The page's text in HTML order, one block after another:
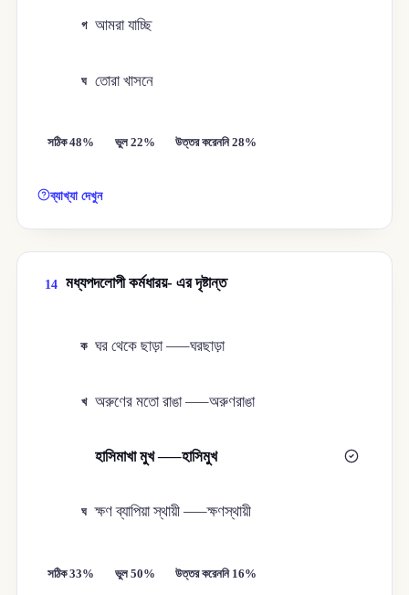
গ আমরা যাচ্ছি
ঘ তোরা খাসনে
সঠিক 48% ভুল 22% উত্তর করেননি 28%
ব্যাখ্যা দেখুন
14 মধ্যপদলোপী কর্মধারয়- এর দৃষ্টান্ত
ক ঘর থেকে ছাড়া —–ঘরছাড়া
খ অরুণের মতো রাঙা —–অরুণরাঙা
হাসিমাখা মুখ —–হাসিমুখ
ঘ ক্ষণ ব্যাপিয়া স্থায়ী —–ক্ষণস্থায়ী
সঠিক 33% ভুল 50% উত্তর করেননি 16%